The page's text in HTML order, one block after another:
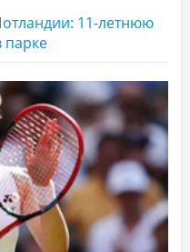
11-летнюю